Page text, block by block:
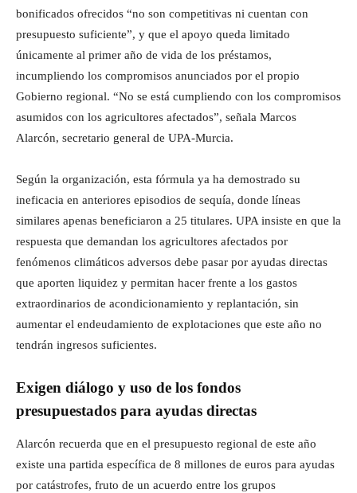
bonificados ofrecidos “no son competitivas ni cuentan con
presupuesto suficiente”, y que el apoyo queda limitado
únicamente al primer año de vida de los préstamos,
incumpliendo los compromisos anunciados por el propio
Gobierno regional. “No se está cumpliendo con los compromisos
asumidos con los agricultores afectados”, señala Marcos
Alarcón, secretario general de UPA-Murcia.
Según la organización, esta fórmula ya ha demostrado su
ineficacia en anteriores episodios de sequía, donde líneas
similares apenas beneficiaron a 25 titulares. UPA insiste en que la
respuesta que demandan los agricultores afectados por
fenómenos climáticos adversos debe pasar por ayudas directas
que aporten liquidez y permitan hacer frente a los gastos
extraordinarios de acondicionamiento y replantación, sin
aumentar el endeudamiento de explotaciones que este año no
tendrán ingresos suficientes.
Exigen diálogo y uso de los fondos
presupuestados para ayudas directas
Alarcón recuerda que en el presupuesto regional de este año
existe una partida específica de 8 millones de euros para ayudas
por catástrofes, fruto de un acuerdo entre los grupos